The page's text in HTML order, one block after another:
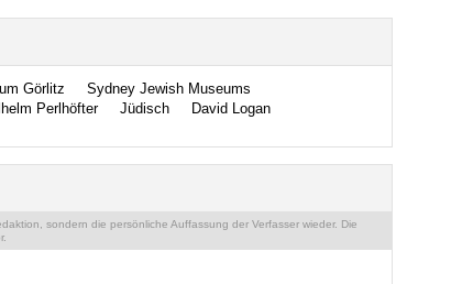
Görlitz
Sydney Jewish Museums
Perlhöfter Jüdisch David Logan
sondern die persönliche Auffassung der Verfasser wieder. Die